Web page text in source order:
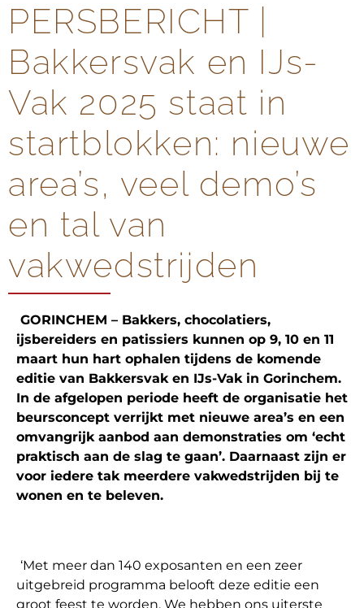
PERSBERICHT |
Bakkersvak en IJs-
Vak 2025 staat in
startblokken: nieuwe
area’s, veel demo’s
en tal van
vakwedstrijden
GORINCHEM – Bakkers, chocolatiers,
ijsbereiders en patissiers kunnen op 9, 10 en 11
maart hun hart ophalen tijdens de komende
editie van Bakkersvak en IJs-Vak in Gorinchem.
In de afgelopen periode heeft de organisatie het
beursconcept verrijkt met nieuwe area’s en een
omvangrijk aanbod aan demonstraties om ‘echt
praktisch aan de slag te gaan’. Daarnaast zijn er
voor iedere tak meerdere vakwedstrijden bij te
wonen en te beleven.
‘Met meer dan 140 exposanten en een zeer
uitgebreid programma belooft deze editie een
groot feest te worden. We hebben ons uiterste